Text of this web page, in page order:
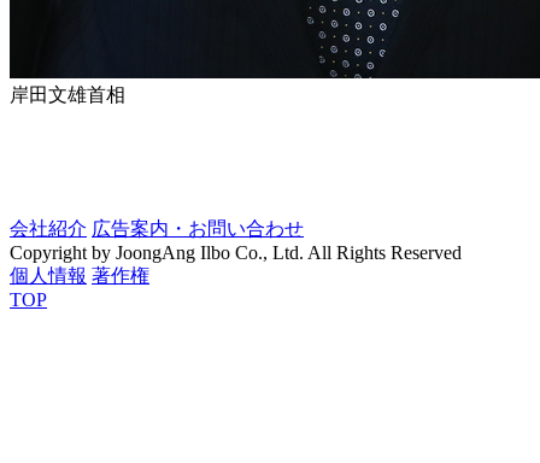
岸田文雄首相
会社紹介 広告案内・お問い合わせ
Copyright by JoongAng Ilbo Co., Ltd. All Rights Reserved
個人情報 著作権
TOP